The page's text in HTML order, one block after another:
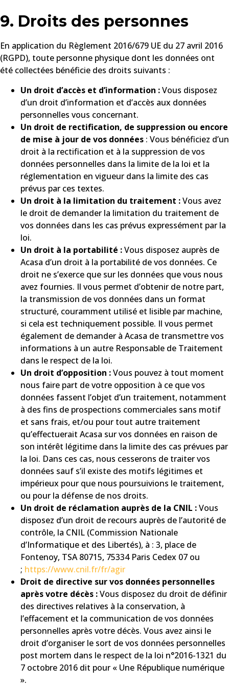
9. Droits des personnes
En application du Règlement 2016/679 UE du 27 avril 2016
(RGPD), toute personne physique dont les données ont
été collectées bénéficie des droits suivants :
Un droit d’accès et d’information :Vous disposez
d’un droit d’information et d’accès aux données
personnelles vous concernant.
Un droit de rectification, de suppression ou encore
de mise à jour de vos données : Vous bénéficiez d’un
droit à la rectification et à la suppression de vos
données personnelles dans la limite de la loi et la
réglementation en vigueur dans la limite des cas
prévus par ces textes.
Un droit à la limitation du traitement :Vous avez
le droit de demander la limitation du traitement de
vos données dans les cas prévus expressément par la
loi.
Un droit à la portabilité :Vous disposez auprès de
Acasa d’un droit à la portabilité de vos données. Ce
droit ne s’exerce que sur les données que vous nous
avez fournies. Il vous permet d’obtenir de notre part,
la transmission de vos données dans un format
structuré, couramment utilisé et lisible par machine,
si cela est techniquement possible. Il vous permet
également de demander à Acasa de transmettre vos
informations à un autre Responsable de Traitement
dans le respect de la loi.
Un droit d’opposition :Vous pouvez à tout moment
nous faire part de votre opposition à ce que vos
données fassent l’objet d’un traitement, notamment
à des fins de prospections commerciales sans motif
et sans frais, et/ou pour tout autre traitement
qu’effectuerait Acasa sur vos données en raison de
son intérêt légitime dans la limite des cas prévues par
la loi. Dans ces cas, nous cesserons de traiter vos
données sauf s’il existe des motifs légitimes et
impérieux pour que nous poursuivions le traitement,
ou pour la défense de nos droits.
Un droit de réclamation auprès de la CNIL :Vous
disposez d’un droit de recours auprès de l’autorité de
contrôle, la CNIL (Commission Nationale
d’Informatique et des Libertés), à : 3, place de
Fontenoy, TSA 80715, 75334 Paris Cedex 07 ou
; https://www.cnil.fr/fr/agir
Droit de directive sur vos données personnelles
après votre décès :Vous disposez du droit de définir
des directives relatives à la conservation, à
l’effacement et la communication de vos données
personnelles après votre décès. Vous avez ainsi le
droit d’organiser le sort de vos données personnelles
post mortem dans le respect de la loi n°2016-1321 du
7 octobre 2016 dit pour « Une République numérique
».